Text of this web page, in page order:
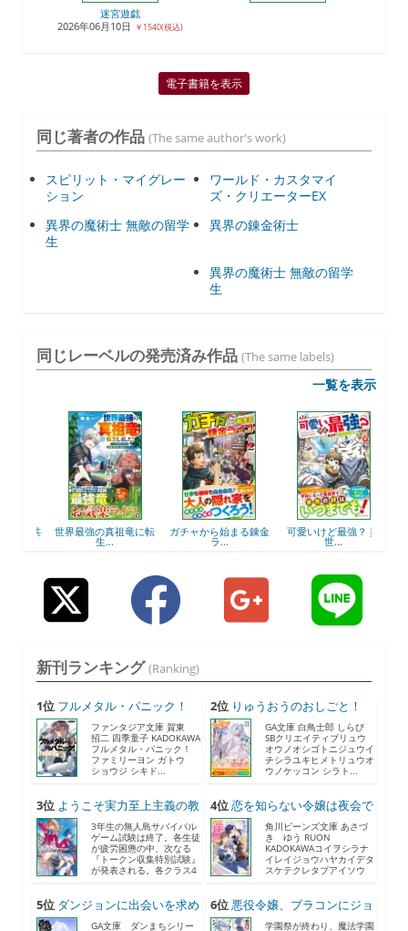
迷宮遊戯
2026年06月10日
￥1540(税込)
電子書籍を表示
同じ著者の作品 (The same author's work)
スピリット・マイグレー
ション
異界の魔術士 無敵の留学
生
ワールド・カスタマイ
ズ・クリエーターEX
異界の錬金術士
異界の魔術士 無敵の留学
生
同じレーベルの発売済み作品 (The same labels)
一覧を表示
世界最強の真祖竜に転
生...
ガチャから始まる錬金
ラ...
可愛いけど最強？ 異
世...
新刊ランキング (Ranking)
1位 フルメタル・パニック！
F...
ファンタジア文庫 賀東
招二 四季童子 KADOKAWA
フルメタル・パニック！
ファミリーヨン ガトウ
ショウジ シキド...
2位 りゅうおうのおしごと！
21...
GA文庫 白鳥士郎 しらび
SBクリエイティブリュウ
オウノオシゴトニジュウイ
チシラユキヒメトリュウオ
ウノケッコン シラト...
3位 ようこそ実力至上主義の教
室...
3年生の無人島サバイバル
ゲーム試験は終了。各生徒
が疲労困憊の中、次なる
『トークン収集特別試験』
が発表される。各クラス4
4位恋を知らない令嬢は夜会で
助...
角川ビーンズ文庫 あさづ
き ゆう RUON
KADOKAWAコイヲシラナ
イレイジョウハヤカイデタ
スケテクレタブアイソウ
5位 ダンジョンに出会いを求め
る...
GA文庫 ダンまちシリー
6位悪役令嬢、ブラコンにジョ
ブ...
学園祭が終わり、魔法学園